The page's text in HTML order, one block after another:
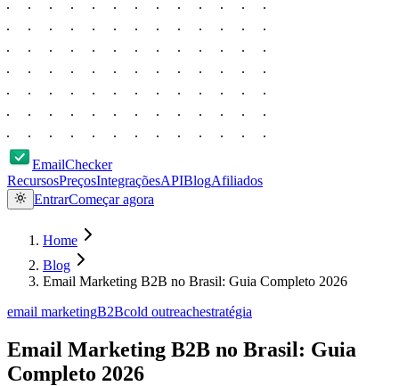
EmailChecker
RecursosPreçosIntegraçõesAPIBlogAfiliados
EntrarComeçar agora
Home
Blog
Email Marketing B2B no Brasil: Guia Completo 2026
email marketingB2Bcold outreachestratégia
Email Marketing B2B no Brasil: Guia
Completo 2026